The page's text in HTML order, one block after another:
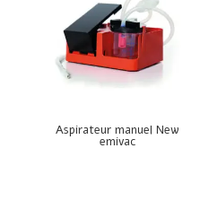
Aspirateur manuel New
emivac